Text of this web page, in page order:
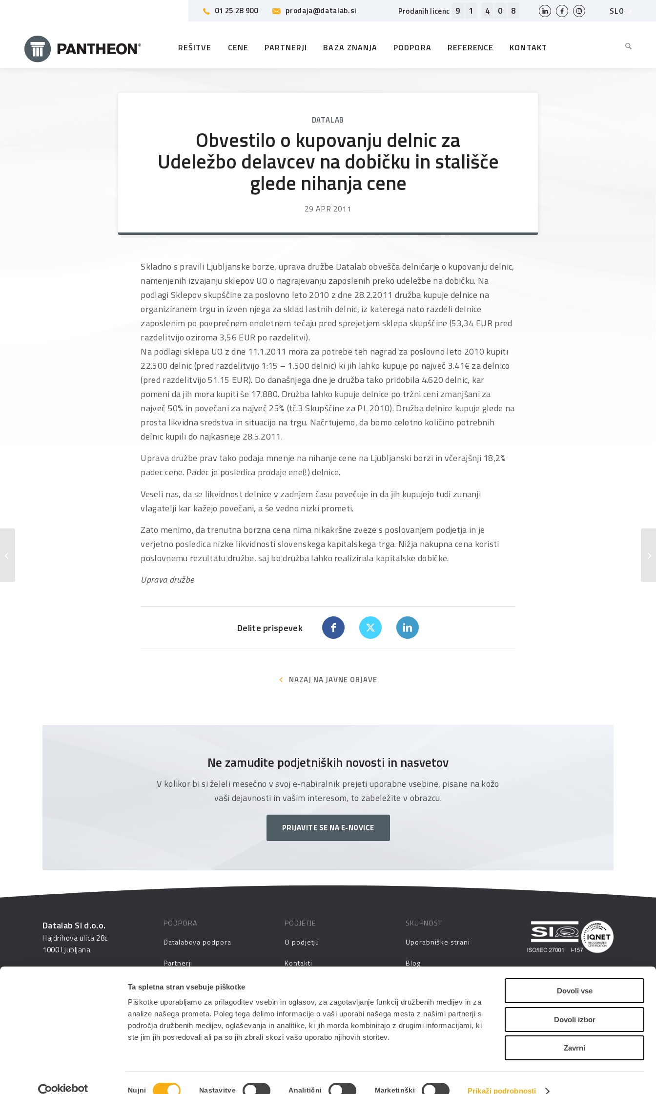
Ta spletna stran vsebuje piškotke
Piškotke uporabljamo za prilagoditev vsebin in oglasov, za zagotavljanje funkcij družbenih medijev in za
analize našega prometa. Poleg tega delimo informacije o vaši uporabi našega mesta z našimi partnerji s
področja družbenih medijev, oglaševanja in analitike, ki jih morda kombinirajo z drugimi informacijami, ki
ste jim jih posredovali ali pa so jih zbrali skozi vašo uporabo njihovih storitev.
Nujni Nastavitve Analitični Marketinški Prikaži podrobnosti
Dovoli vse
Dovoli izbor
Zavrni
01 25 28 900 prodaja@datalab.si Prodanih licenc 9 1 4 0 8
SLO
REŠITVE CENE PARTNERJI BAZA ZNANJA PODPORA REFERENCE KONTAKT
DATALAB
Obvestilo o kupovanju delnic za
Udeležbo delavcev na dobičku in stališče
glede nihanja cene
29 APR 2011
Skladno s pravili Ljubljanske borze, uprava družbe Datalab obvešča delničarje o kupovanju delnic,
namenjenih izvajanju sklepov UO o nagrajevanju zaposlenih preko udeležbe na dobičku. Na
podlagi Sklepov skupščine za poslovno leto 2010 z dne 28.2.2011 družba kupuje delnice na
organiziranem trgu in izven njega za sklad lastnih delnic, iz katerega nato razdeli delnice
zaposlenim po povprečnem enoletnem tečaju pred sprejetjem sklepa skupščine (53,34 EUR pred
razdelitvijo oziroma 3,56 EUR po razdelitvi).
Na podlagi sklepa UO z dne 11.1.2011 mora za potrebe teh nagrad za poslovno leto 2010 kupiti
22.500 delnic (pred razdelitvijo 1:15 – 1.500 delnic) ki jih lahko kupuje po največ 3.41€ za delnico
(pred razdelitvijo 51.15 EUR). Do današnjega dne je družba tako pridobila 4.620 delnic, kar
pomeni da jih mora kupiti še 17.880. Družba lahko kupuje delnice po tržni ceni zmanjšani za
največ 50% in povečani za največ 25% (tč.3 Skupščine za PL 2010). Družba delnice kupuje glede na
prosta likvidna sredstva in situacijo na trgu. Načrtujemo, da bomo celotno količino potrebnih
delnic kupili do najkasneje 28.5.2011.
Uprava družbe prav tako podaja mnenje na nihanje cene na Ljubljanski borzi in včerajšnji 18,2%
padec cene. Padec je posledica prodaje ene(!) delnice.
Veseli nas, da se likvidnost delnice v zadnjem času povečuje in da jih kupujejo tudi zunanji
vlagatelji kar kažejo povečani, a še vedno nizki prometi.
Zato menimo, da trenutna borzna cena nima nikakršne zveze s poslovanjem podjetja in je
verjetno posledica nizke likvidnosti slovenskega kapitalskega trga. Nižja nakupna cena koristi
poslovnemu rezultatu družbe, saj bo družba lahko realizirala kapitalske dobičke.
Uprava družbe
Delite prispevek
NAZAJ NA JAVNE OBJAVE
Ne zamudite podjetniških novosti in nasvetov
V kolikor bi si želeli mesečno v svoj e-nabiralnik prejeti uporabne vsebine, pisane na kožo
vaši dejavnosti in vašim interesom, to zabeležite v obrazcu.
PRIJAVITE SE NA E-NOVICE
Datalab SI d.o.o.
Hajdrihova ulica 28c
1000 Ljubljana
01 25 28 900
PODPORA
Datalabova podpora
Partnerji
FAQ – pogosta vprašanja
PANTHEON izobraževanja
PODJETJE
O podjetju
Kontakti
Vlagatelji
Pogoji in pogodbe
SKUPNOST
Uporabniške strani
Blog
Priročniki
Politika zasebnosti| Oblikovanje in razvoj: